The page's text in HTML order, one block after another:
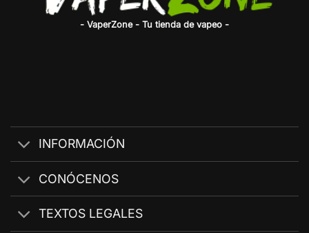
- VaperZone - Tu tienda de vapeo -
INFORMACIÓN
CONÓCENOS
TEXTOS LEGALES